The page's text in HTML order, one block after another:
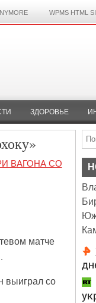
WPMS HTML
ЗДОРОВЬЕ
ВАГОНА СО
матче
выиграл со